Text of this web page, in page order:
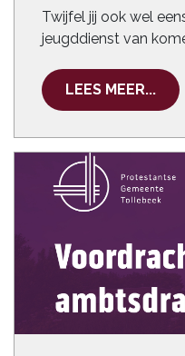
Twijfel jij ook wel
jeugddienst van
LEES MEER...